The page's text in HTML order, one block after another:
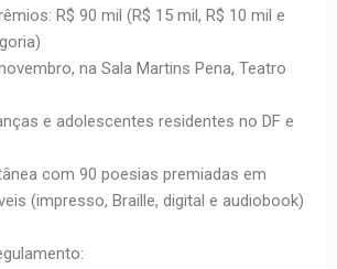
R$ 90 mil (R$ 15 mil, R$ 10 mil e
na Sala Martins Pena, Teatro
e adolescentes residentes no DF e
com 90 poesias premiadas em
(impresso, Braille, digital e audiobook)